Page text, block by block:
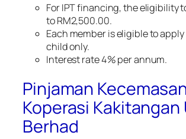
For IPT financing, the eligibility
to RM2,500.00.
Each member is eligible to
child only.
Interest rate 4% per annum.
Pinjaman
Koperasi Kakitangan
Berhad